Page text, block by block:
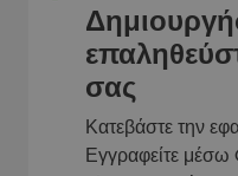
σας
Κατεβάστε την
Εγγραφείτε